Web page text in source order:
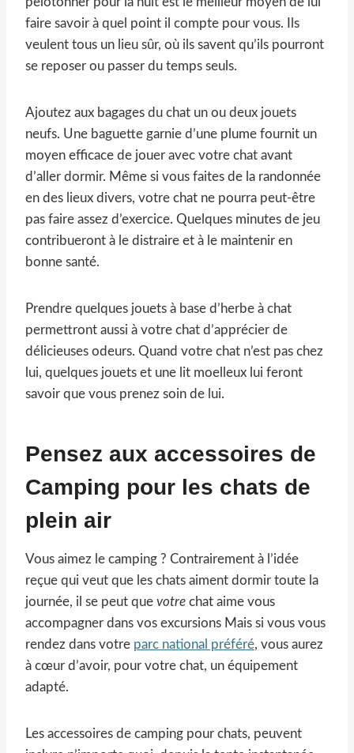
faire savoir à quel point il compte pour vous. Ils
veulent tous un lieu sûr, où ils savent qu’ils pourront
se reposer ou passer du temps seuls.
Ajoutez aux bagages du chat un ou deux jouets
neufs. Une baguette garnie d’une plume fournit un
moyen efficace de jouer avec votre chat avant
d’aller dormir. Même si vous faites de la randonnée
en des lieux divers, votre chat ne pourra peut-être
pas faire assez d’exercice. Quelques minutes de jeu
contribueront à le distraire et à le maintenir en
bonne santé.
Prendre quelques jouets à base d’herbe à chat
permettront aussi à votre chat d’apprécier de
délicieuses odeurs. Quand votre chat n’est pas chez
lui, quelques jouets et une lit moelleux lui feront
savoir que vous prenez soin de lui.
Pensez aux accessoires de
Camping pour les chats de
plein air
Vous aimez le camping ? Contrairement à l’idée
reçue qui veut que les chats aiment dormir toute la
journée, il se peut que votre chat aime vous
accompagner dans vos excursions Mais si vous vous
rendez dans votre parc national préféré, vous aurez
à cœur d’avoir, pour votre chat, un équipement
adapté.
Les accessoires de camping pour chats, peuvent